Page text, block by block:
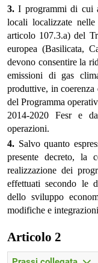
3. I programmi di cui
locali localizzate
articolo 107.3.a) del
europea (Basilicata,
devono consentire la
emissioni di gas
produttive, in
del Programma
2014-2020 Fesr e
operazioni.
4. Salvo quanto
presente decreto, la
realizzazione dei
effettuati secondo le
dello sviluppo
modifiche e
Articolo 2